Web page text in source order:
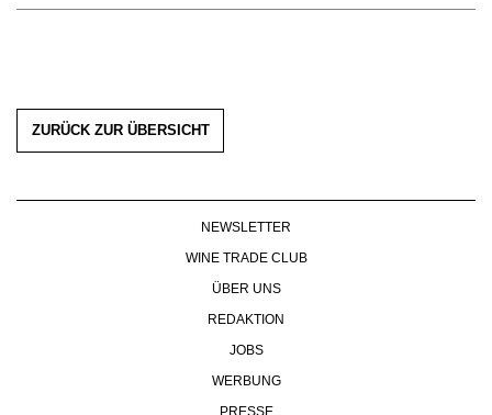
ZURÜCK ZUR ÜBERSICHT
NEWSLETTER
WINE TRADE CLUB
ÜBER UNS
REDAKTION
JOBS
WERBUNG